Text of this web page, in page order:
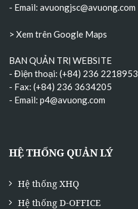
- Email: avuongjsc@avuong.com
> Xem trên Google Maps
BAN QUẢN TRỊ WEBSITE
- Điện thoại: (+84) 236 2218953
- Fax: (+84) 236 3634205
- Email: p4@avuong.com
HỆ THỐNG QUẢN LÝ
Hệ thống XHQ
Hệ thống D-OFFICE